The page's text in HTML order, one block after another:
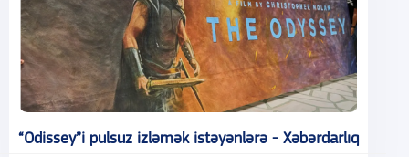
“Odissey”i pulsuz izləmək istəyənlərə - Xəbərdarlıq